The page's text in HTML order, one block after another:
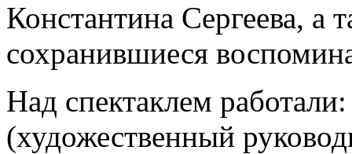
Константина Сергеева, а
сохранившиеся
Над спектаклем
(художественный